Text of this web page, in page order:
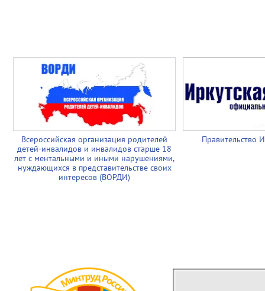
Всероссийская организация родителей
детей-инвалидов и инвалидов старше 18
лет с ментальными и иными нарушениями,
нуждающихся в представительстве своих
интересов (ВОРДИ)
Правительство